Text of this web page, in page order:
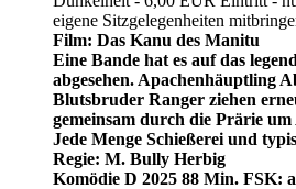
eigene Sitzgelegenheiten
Film: Das Kanu des Manitu
Eine Bande hat es auf das
abgesehen. Apachenhäuptling
Blutsbruder Ranger ziehen
gemeinsam durch die Prärie um
Jede Menge Schießerei und
Regie: M. Bully Herbig
Komödie D 2025 88 Min. FSK: